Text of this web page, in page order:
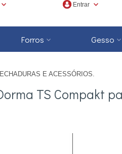
Entrar
Forros Gesso
E ACESSÓRIOS.
TS Compakt